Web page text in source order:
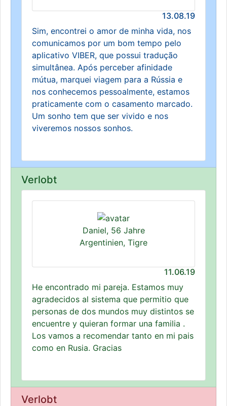
13.08.19
Sim, encontrei o amor de minha vida, nos
comunicamos por um bom tempo pelo
aplicativo VIBER, que possui tradução
simultânea. Após perceber afinidade
mútua, marquei viagem para a Rússia e
nos conhecemos pessoalmente, estamos
praticamente com o casamento marcado.
Um sonho tem que ser vivido e nos
viveremos nossos sonhos.
Verlobt
Daniel, 56 Jahre
Argentinien, Tigre
11.06.19
He encontrado mi pareja. Estamos muy
agradecidos al sistema que permitio que
personas de dos mundos muy distintos se
encuentre y quieran formar una familia .
Los vamos a recomendar tanto en mi pais
como en Rusia. Gracias
Verlobt